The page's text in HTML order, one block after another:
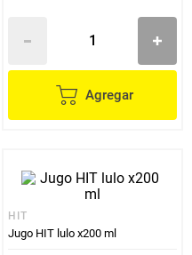
Agregar
HIT
Jugo HIT lulo x200 ml